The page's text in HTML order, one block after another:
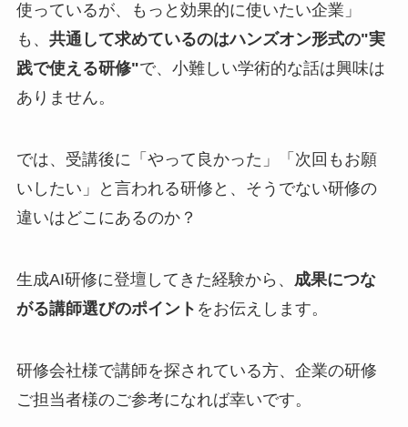
使っているが、もっと効果的に使いたい企業」
も、 共通して求めているのはハンズオン形式の"実
践で使える研修"で、小難しい学術的な話は興味は
ありません。
では、受講後に「やって良かった」「次回もお願
いしたい」と言われる研修と、そうでない研修の
違いはどこにあるのか？
生成AI研修に登壇してきた経験から、 成果につな
がる講師選びのポイント をお伝えします。
研修会社様で講師を探されている方、企業の研修
ご担当者様のご参考になれば幸いです。